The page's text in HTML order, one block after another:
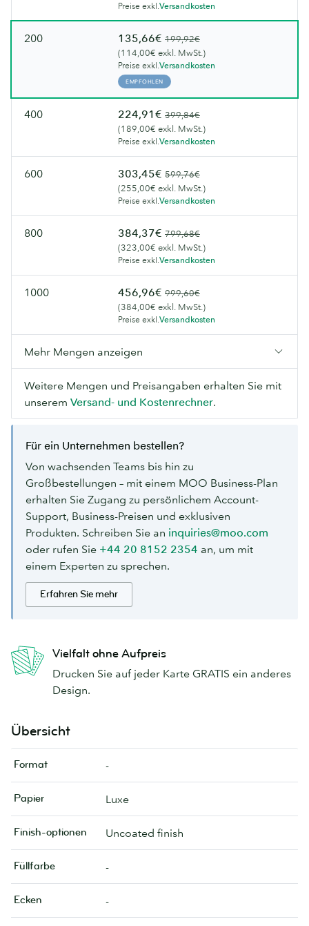
Preise exkl.Versandkosten
200 135,66€ 199,92€
(114,00€ exkl. MwSt.)
Preise exkl.Versandkosten
EMPFOHLEN
400 224,91€ 399,84€
(189,00€ exkl. MwSt.)
Preise exkl.Versandkosten
600 303,45€ 599,76€
(255,00€ exkl. MwSt.)
Preise exkl.Versandkosten
800 384,37€ 799,68€
(323,00€ exkl. MwSt.)
Preise exkl.Versandkosten
1000 456,96€ 999,60€
(384,00€ exkl. MwSt.)
Preise exkl.Versandkosten
Mehr Mengen anzeigen
Weitere Mengen und Preisangaben erhalten Sie mit
unserem Versand- und Kostenrechner.
Für ein Unternehmen bestellen?
Von wachsenden Teams bis hin zu
Großbestellungen – mit einem MOO Business-Plan
erhalten Sie Zugang zu persönlichem Account-
Support, Business-Preisen und exklusiven
Produkten. Schreiben Sie an inquiries@moo.com
oder rufen Sie +44 20 8152 2354 an, um mit
einem Experten zu sprechen.
Erfahren Sie mehr
Vielfalt ohne Aufpreis
Drucken Sie auf jeder Karte GRATIS ein anderes
Design.
Übersicht
Format -
Papier Luxe
Finish-optionen Uncoated finish
Füllfarbe -
Ecken -